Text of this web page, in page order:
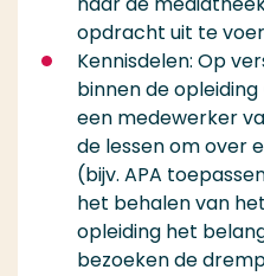
opdracht uit te
Kennisdelen: Op
binnen de opleiding
een medewerker
de lessen om over
(bijv. APA
het behalen van
opleiding het
bezoeken de